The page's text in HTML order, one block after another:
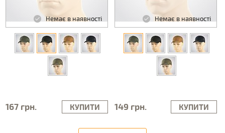
Немає в наявності
167 грн. КУПИТИ
Немає в наявності
149 грн. КУПИТИ